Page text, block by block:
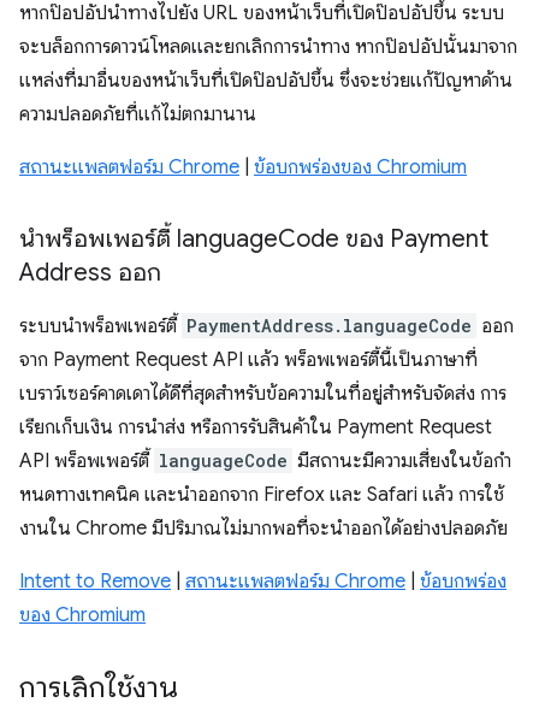
หากป๊อปอัปนําทางไปยัง URL ของหน้าเว็บที่เปิดป๊อปอัปขึ้น ระบบ
จะบล็อกการดาวน์โหลดและยกเลิกการนําทาง หากป๊อปอัปนั้นมาจาก
แหล่งที่มาอื่นของหน้าเว็บที่เปิดป๊อปอัปขึ้น ซึ่งจะช่วยแก้ปัญหาด้าน
ความปลอดภัยที่แก้ไม่ตกมานาน
สถานะแพลตฟอร์ม Chrome ข้อบกพร่องของ Chromium
นำพร็อพเพอร์ตี้ languageCode ของ Payment
Address ออก
ระบบนำพร็อพเพอร์ตี้ PaymentAddress.languageCode ออก
จาก Payment Request API แล้ว พร็อพเพอร์ตี้นี้เป็นภาษาที่
เบราว์เซอร์คาดเดาได้ดีที่สุดสำหรับข้อความในที่อยู่สำหรับจัดส่ง การ
เรียกเก็บเงิน การนำส่ง หรือการรับสินค้าใน Payment Request
API พร็อพเพอร์ตี้ languageCode มีสถานะมีความเสี่ยงในข้อกํา
หนดทางเทคนิค และนําออกจาก Firefox และ Safari แล้ว การใช้
งานใน Chrome มีปริมาณไม่มากพอที่จะนำออกได้อย่างปลอดภัย
Intent to Remove สถานะแพลตฟอร์ม Chrome ข้อบกพร่อง
ของ Chromium
การเลิกใช้งาน